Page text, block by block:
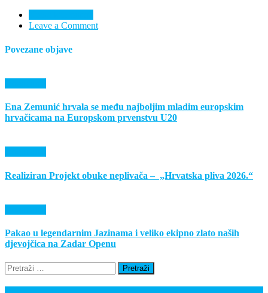
Leave a Comment
Povezane objave
Ena Zemunić hrvala se među najboljim mladim europskim
hrvačicama na Europskom prvenstvu U20
Realiziran Projekt obuke neplivača – „Hrvatska pliva 2026.“
Pakao u legendarnim Jazinama i veliko ekipno zlato naših
djevojčica na Zadar Openu
Pretraži: